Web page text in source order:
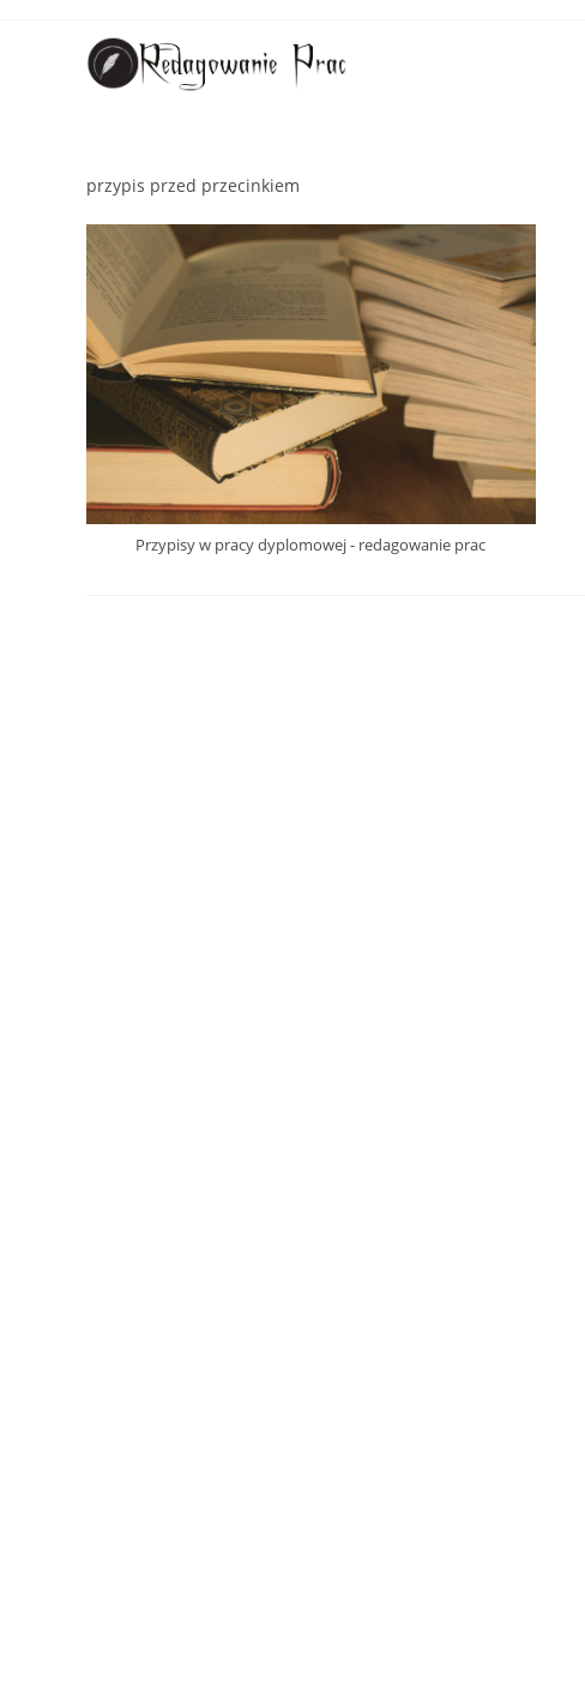
przypis przed przecinkiem
Przypisy w pracy dyplomowej - redagowanie prac